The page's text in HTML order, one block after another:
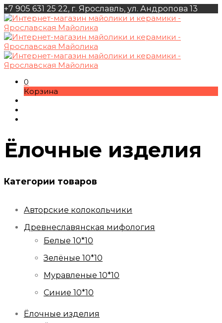
+7 905 631 25 22, г. Ярославль, ул. Андропова 13
0
Корзина
Ёлочные изделия
Категории товаров
Авторские колокольчики
Древнеславянская мифология
Белые 10*10
Зелёные 10*10
Муравленые 10*10
Синие 10*10
Ёлочные изделия